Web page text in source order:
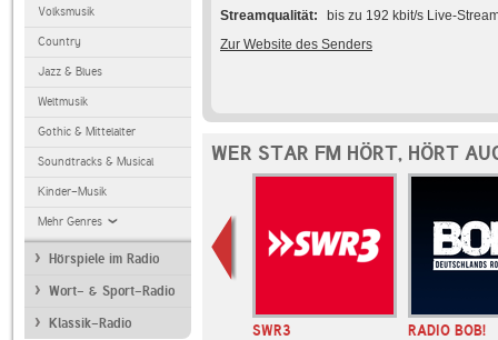
Volksmusik
Country
Jazz & Blues
Weltmusik
Gothic & Mittelalter
Soundtracks & Musical
Kinder-Musik
Mehr Genres
Hörspiele im Radio
Wort- & Sport-Radio
Klassik-Radio
Streamqualität
bis zu 192 kbit/s Live-
Zur Website des Senders
WER STAR FM HÖRT, HÖRT
ANTENNE BAYERN SWR3 RADIO BOB!